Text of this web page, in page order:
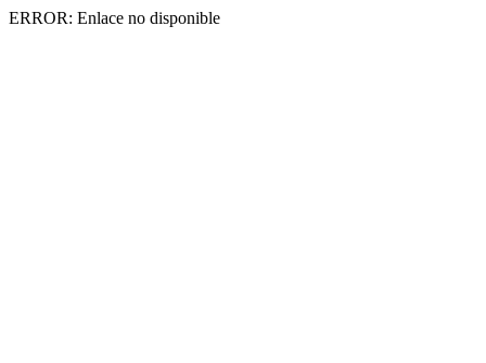
ERROR: Enlace no disponible